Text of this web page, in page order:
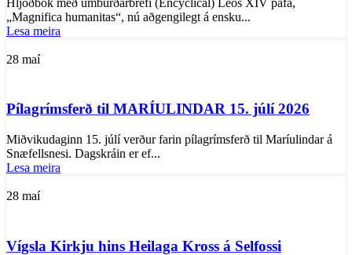
„Magnifica humanitas“, nú aðgengilegt á ensku...
Lesa meira
28 maí
Pílagrímsferð til MARÍULINDAR 15. júlí 2026
Miðvikudaginn 15. júlí verður farin pílagrímsferð til Maríulindar á
Snæfellsnesi. Dagskráin er ef...
Lesa meira
28 maí
Vígsla Kirkju hins Heilaga Kross á Selfossi